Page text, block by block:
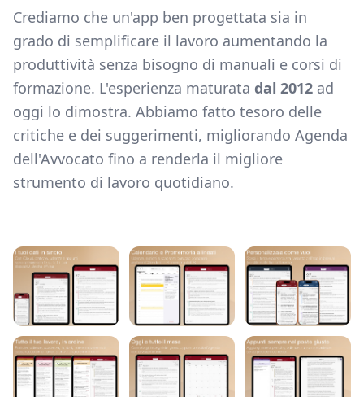
Crediamo che un'app ben progettata sia in
grado di semplificare il lavoro aumentando la
produttività senza bisogno di manuali e corsi di
formazione. L'esperienza maturata dal 2012 ad
oggi lo dimostra. Abbiamo fatto tesoro delle
critiche e dei suggerimenti, migliorando Agenda
dell'Avvocato fino a renderla il migliore
strumento di lavoro quotidiano.